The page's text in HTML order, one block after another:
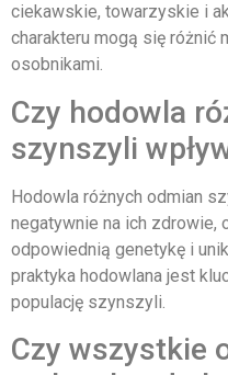
ciekawskie, towarzyskie i
charakteru mogą się różnić
osobnikami.
Czy hodowla
szynszyli
Hodowla różnych odmian
negatywnie na ich zdrowie,
odpowiednią genetykę i
praktyka hodowlana jest
populację szynszyli.
Czy wszystkie